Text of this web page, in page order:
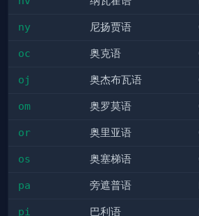
ny 尼扬贾语
oc 奥克语
oj 奥杰布瓦语
om 奥罗莫语
or 奥里亚语
os 奥塞梯语
pa 旁遮普语
pi 巴利语